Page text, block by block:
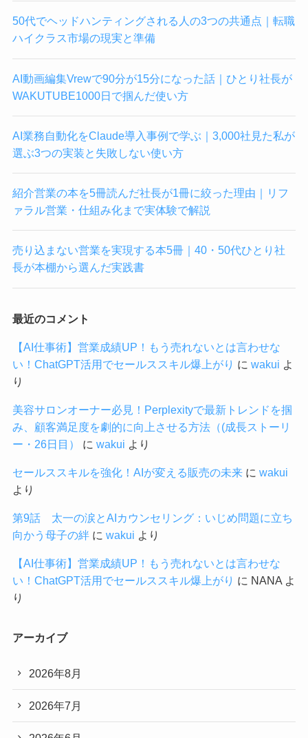
50代でヘッドハンティングされる人の3つの共通点｜転職
ハイクラス市場の現実と準備
AI動画編集Vrewで90分が15分になった話｜ひとり社長が
WAKUTUBE1000日で掴んだ使い方
AI業務自動化をClaude導入事例で学ぶ｜3,000社見た私が
選ぶ3つの実装と失敗しない使い方
紹介営業の本を5冊読んだ社長が1冊に絞った理由｜リフ
ァラル営業・仕組み化まで実体験で解説
売り込まない営業を実現する本5冊｜40・50代ひとり社
長が本棚から選んだ実践書
最近のコメント
【AI仕事術】営業成績UP！もう売れないとは言わせな
い！ChatGPT活用でセールススキル爆上がり に wakui よ
り
美容サロンオーナー必見！Perplexityで最新トレンドを掴
み、顧客満足度を劇的に向上させる方法（(成長ストーリ
ー・26日目）
に wakui より
セールススキルを強化！AIが変える販売の未来に wakui
より
第9話 太一の涙とAIカウンセリング：いじめ問題に立ち
向かう母子の絆に wakui より
【AI仕事術】営業成績UP！もう売れないとは言わせな
い！ChatGPT活用でセールススキル爆上がり に NANAよ
り
アーカイブ
2026年8月
2026年7月